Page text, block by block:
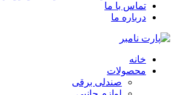
تماس با ما
درباره ما
خانه
محصولات
صندلی برقی